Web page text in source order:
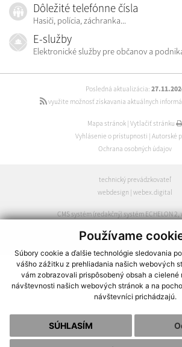
Používame
Súbory cookie a ďalšie technológie sledovania
vášho zážitku z prehliadania našich webových
vám zobrazovali prispôsobený obsah a cielené
návštevnosti našich webových stránok a na
návštevníci prichádzajú.
SÚHLASÍM
Dôležité telefónne čísla
Hasiči, polícia, záchranka...
E-služby
Elektronické služby pre občanov a
Posledná aktualizácia:
využite možnosť získavania aktuálnych
Mapa stránok | Vytlačiť stránku
Vyhlásenie o prístupnosti | Autorské
Ochrana osobných údajov
technický prevádzkovateľ
webdesign | webex.digital
CMS systém (redakčný) systém ECHELON 2,
spoločnosť webex.digital